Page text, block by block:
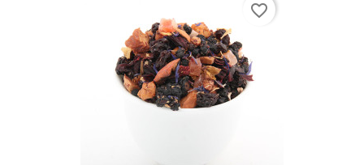
favorite_border